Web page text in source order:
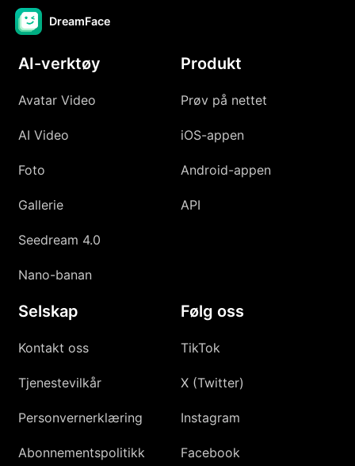
DreamFace
AI-verktøy
Avatar Video
AI Video
Foto
Gallerie
Seedream 4.0
Nano-banan
Produkt
Prøv på nettet
iOS-appen
Android-appen
API
Selskap
Kontakt oss
Tjenestevilkår
Personvernerklæring
Abonnementspolitikk
Følg oss
TikTok
X (Twitter)
Instagram
Facebook